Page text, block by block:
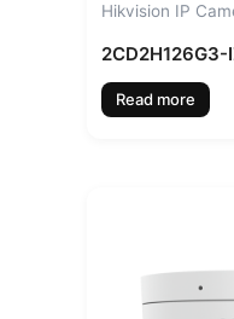
Hikvision IP
2CD2H126G3-
Read more